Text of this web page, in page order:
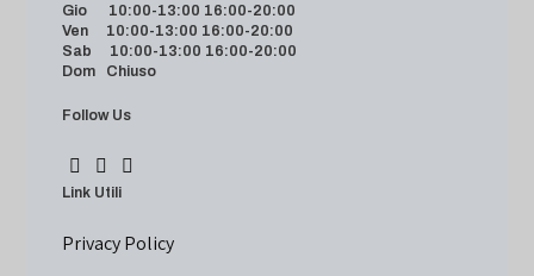
Gio 10:00-13:00 16:00-20:00
Ven 10:00-13:00 16:00-20:00
Sab 10:00-13:00 16:00-20:00
Dom Chiuso
Follow Us
Link Utili
Privacy Policy